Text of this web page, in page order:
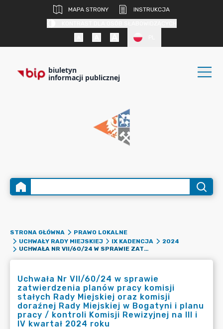
MAPA STRONY
INSTRUKCJA
biuletyn
informacji publicznej
STRONA GŁÓWNA
PRAWO LOKALNE
UCHWAŁY RADY MIEJSKIEJ
IX KADENCJA
2024
UCHWAŁA NR VII/60/24 W SPRAWIE ZATWIERDZENIA PLANÓW PRACY KOMISJI STAŁYCH RADY MIEJSKIEJ ORAZ KOMISJI DORAŹNEJ RADY MIEJSKIEJ W BOGATYNI I PLANU PRACY / KONTROLI KOMISJI REWIZYJNEJ NA III I IV KWARTAŁ 2024 ROKU
Uchwała Nr VII/60/24 w sprawie
zatwierdzenia planów pracy komisji
stałych Rady Miejskiej oraz komisji
doraźnej Rady Miejskiej w Bogatyni i planu
pracy / kontroli Komisji Rewizyjnej na III i
IV kwartał 2024 roku